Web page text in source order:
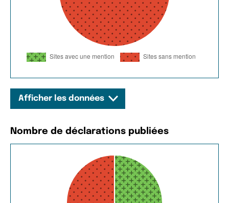
Afficher les données
Nombre de déclarations publiées